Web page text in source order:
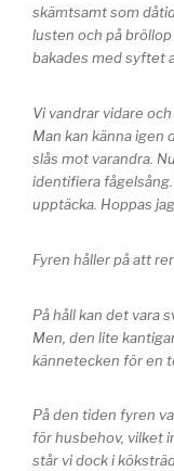
skämtsamt som
lusten och på
bakades med syftet
Vi vandrar vidare
Man kan känna igen
slås mot varandra.
identifiera
upptäcka. Hoppas jag
Fyren håller på att
På håll kan det vara
Men, den lite
kännetecken för en
På den tiden fyren
för husbehov, vilket
står vi dock i